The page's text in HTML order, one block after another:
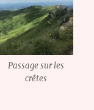
Passage sur les
crêtes